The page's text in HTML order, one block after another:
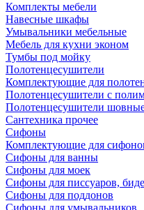
Комплекты мебели
Навесные шкафы
Умывальники мебельные
Мебель для кухни эконом
Тумбы под мойку
Полотенцесушители
Комплектующие для
Полотенцесушители с
Полотенцесушители
Сантехника прочее
Сифоны
Комплектующие для
Сифоны для ванны
Сифоны для моек
Сифоны для писсуаров,
Сифоны для поддонов
Сифоны для умывальников